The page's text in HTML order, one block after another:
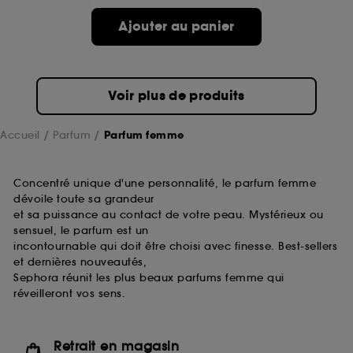
Ajouter au panier
Voir plus de produits
Accueil Parfum Parfum femme
Concentré unique d'une personnalité, le parfum femme
dévoile toute sa grandeur
et sa puissance au contact de votre peau. Mystérieux ou
sensuel, le parfum est un
incontournable qui doit être choisi avec finesse. Best-sellers
et dernières nouveautés,
Sephora réunit les plus beaux parfums femme qui
réveilleront vos sens.
Retrait en magasin
de ces cookies grâce au bouton "personnaliser mes
choix" ci-dessous ou décider de "tout accepter".
Sephora pourra associer les informations de
collectées ou générées lors de votre activité en ligne
ou en magasin. Pour refuser tous les cookies, cliques
sur "continuer sans accepter". Voous pouvez à tout
souhaitez obtenir plus d'information sur les cookies